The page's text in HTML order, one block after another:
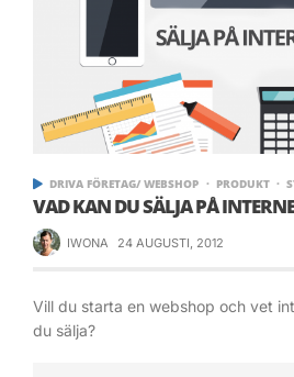
DRIVA FÖRETAG/ WEBSHOP PRODUKT
VAD KAN DU SÄLJA PÅ
IWONA 24 AUGUSTI, 2012
Vill du starta en webshop och vet
du sälja?